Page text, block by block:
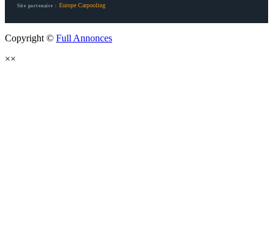
Site partenaire : Europe Carpooling
Copyright © Full Annonces
××